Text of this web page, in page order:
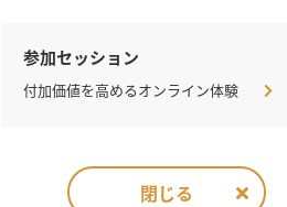
参加セッション
付加価値を高めるオンライン体験
閉じる